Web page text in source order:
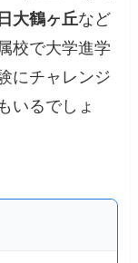
大鶴ヶ丘など
校で大学進学
にチャレンジ
いるでしょ